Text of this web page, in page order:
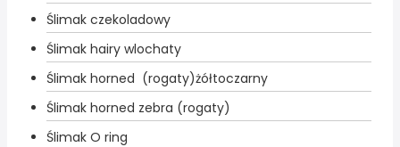
Ślimak czekoladowy
Ślimak hairy wlochaty
Ślimak horned (rogaty)żółtoczarny
Ślimak horned zebra (rogaty)
Ślimak O ring